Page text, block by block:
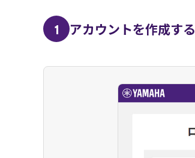
1 アカウントを作成する